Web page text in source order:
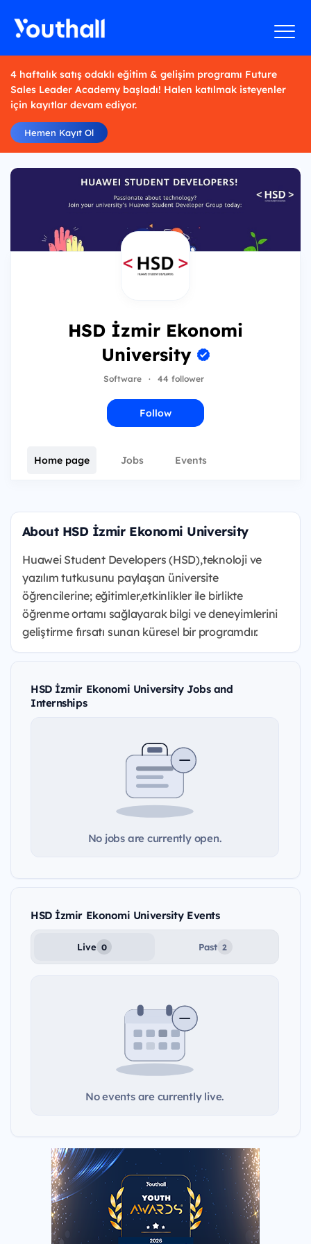
4 haftalık satış odaklı eğitim & gelişim programı Future
Sales Leader Academy başladı! Halen katılmak isteyenler
için kayıtlar devam ediyor.
Hemen Kayıt Ol
HSD İzmir Ekonomi
University
Software · 44 follower
Follow
Home page Jobs Events
About HSD İzmir Ekonomi University
Huawei Student Developers (HSD),teknoloji ve
yazılım tutkusunu paylaşan üniversite
öğrencilerine; eğitimler,etkinlikler ile birlikte
öğrenme ortamı sağlayarak bilgi ve deneyimlerini
geliştirme fırsatı sunan küresel bir programdır.
HSD İzmir Ekonomi University Jobs and
Internships
No jobs are currently open.
HSD İzmir Ekonomi University Events
Live 0 Past 2
No events are currently live.